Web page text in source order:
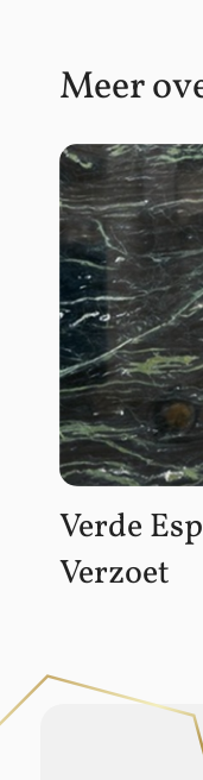
Meer
Verde
Verzoet